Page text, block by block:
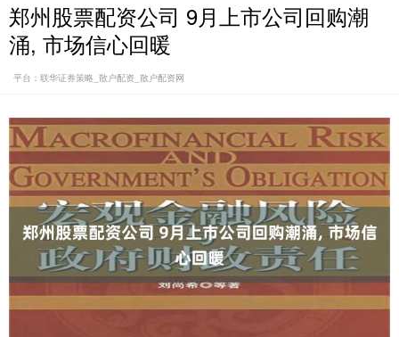
郑州股票配资公司 9月上市公司回购潮
涌, 市场信心回暖
平台：联华证券策略_散户配资_散户配资网